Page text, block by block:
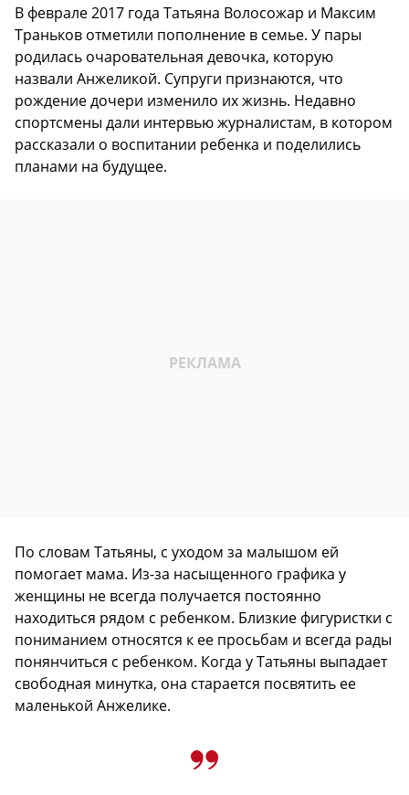
В феврале 2017 года Татьяна Волосожар и Максим
Траньков отметили пополнение в семье. У пары
родилась очаровательная девочка, которую
назвали Анжеликой. Супруги признаются, что
рождение дочери изменило их жизнь. Недавно
спортсмены дали интервью журналистам, в котором
рассказали о воспитании ребенка и поделились
планами на будущее.
По словам Татьяны, с уходом за малышом ей
помогает мама. Из-за насыщенного графика у
женщины не всегда получается постоянно
находиться рядом с ребенком. Близкие фигуристки с
пониманием относятся к ее просьбам и всегда рады
понянчиться с ребенком. Когда у Татьяны выпадает
свободная минутка, она старается посвятить ее
маленькой Анжелике.